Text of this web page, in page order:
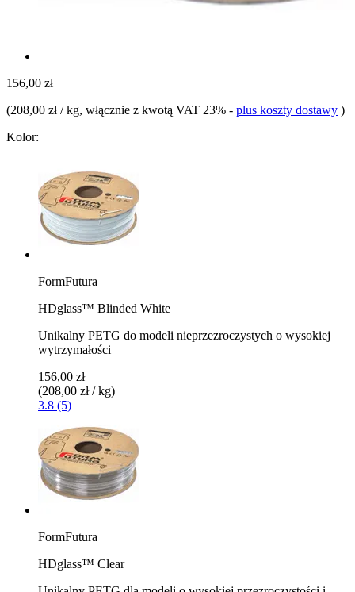
156,00 zł
(208,00 zł / kg, włącznie z kwotą VAT 23% - plus koszty dostawy )
Kolor:
FormFutura
HDglass™ Blinded White
Unikalny PETG do modeli nieprzezroczystych o wysokiej
wytrzymałości
156,00 zł
(208,00 zł / kg)
3.8 (5)
FormFutura
HDglass™ Clear